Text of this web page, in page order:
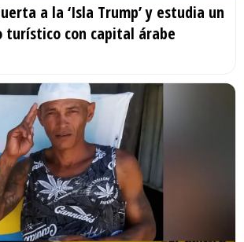
a la ‘Isla Trump’ y estudia un
turístico con capital árabe